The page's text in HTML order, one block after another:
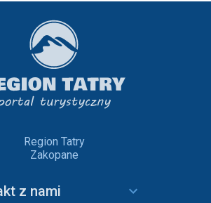
Region Tatry
Zakopane
z nami